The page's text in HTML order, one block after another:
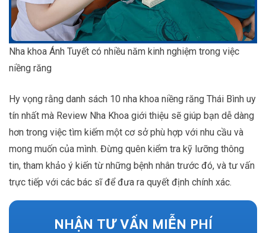
Nha khoa Ánh Tuyết có nhiều năm kinh nghiệm trong việc
niềng răng
Hy vọng rằng danh sách 10 nha khoa niềng răng Thái Bình uy
tín nhất mà Review Nha Khoa giới thiệu sẽ giúp bạn dễ dàng
hơn trong việc tìm kiếm một cơ sở phù hợp với nhu cầu và
mong muốn của mình. Đừng quên kiểm tra kỹ lưỡng thông
tin, tham khảo ý kiến từ những bệnh nhân trước đó, và tư vấn
trực tiếp với các bác sĩ để đưa ra quyết định chính xác.
NHẬN TƯ VẤN MIỄN PHÍ